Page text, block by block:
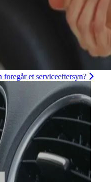
et serviceeftersyn?